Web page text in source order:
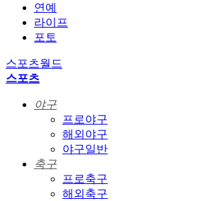
연예
라이프
포토
스포츠월드
스포츠
야구
프로야구
해외야구
야구일반
축구
프로축구
해외축구